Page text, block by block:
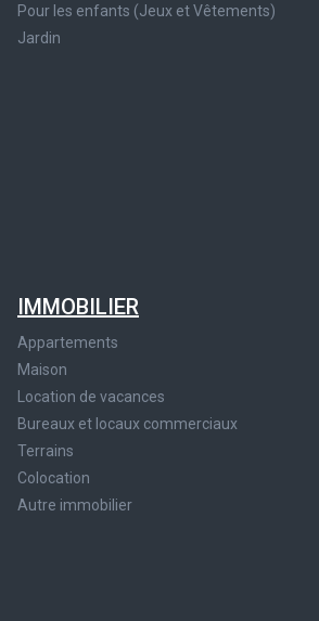
Pour les enfants (Jeux et Vêtements)
Jardin
IMMOBILIER
Appartements
Maison
Location de vacances
Bureaux et locaux commerciaux
Terrains
Colocation
Autre immobilier